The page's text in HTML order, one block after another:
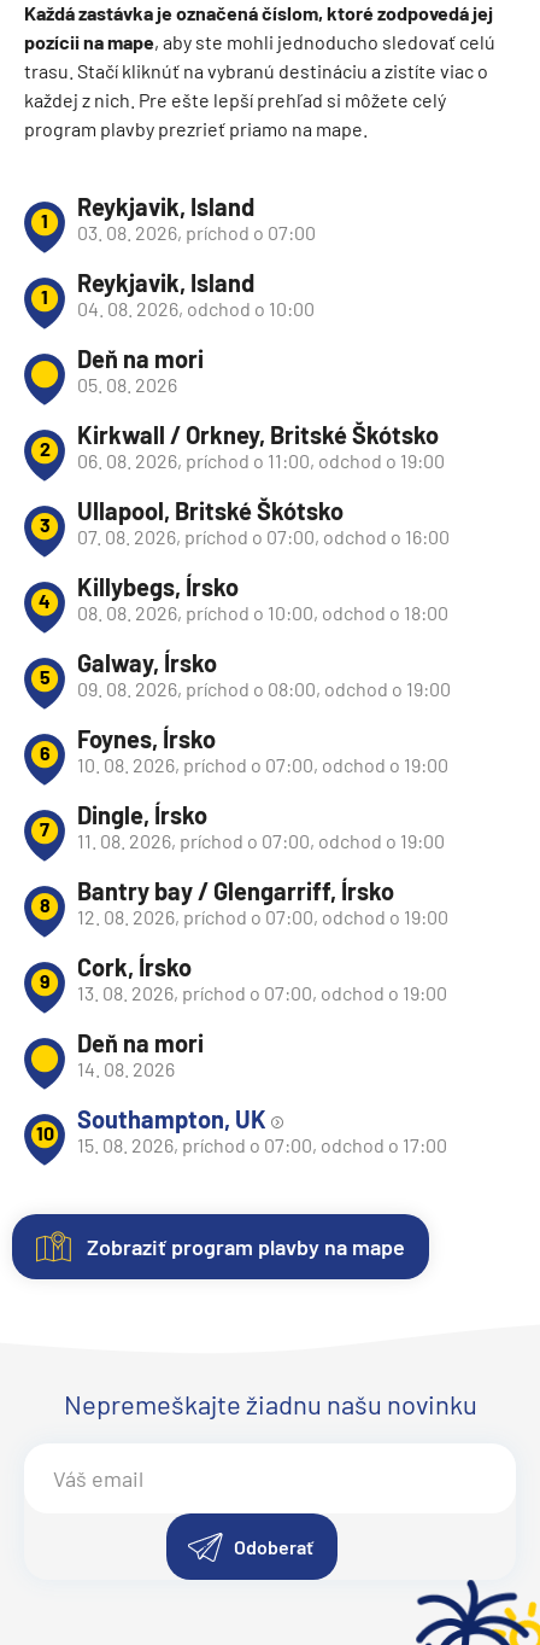
Každá zastávka je označená číslom, ktoré zodpovedá jej
pozícii na mape, aby ste mohli jednoducho sledovať celú
trasu. Stačí kliknúť na vybranú destináciu a zistíte viac o
každej z nich. Pre ešte lepší prehľad si môžete celý
program plavby prezrieť priamo na mape.
1 Reykjavik, Island
03. 08. 2026, príchod o 07:00
1 Reykjavik, Island
04. 08. 2026, odchod o 10:00
Deň na mori
05. 08. 2026
2 Kirkwall / Orkney, Britské Škótsko
06. 08. 2026, príchod o 11:00, odchod o 19:00
3 Ullapool, Britské Škótsko
07. 08. 2026, príchod o 07:00, odchod o 16:00
4 Killybegs, Írsko
08. 08. 2026, príchod o 10:00, odchod o 18:00
5 Galway, Írsko
09. 08. 2026, príchod o 08:00, odchod o 19:00
6 Foynes, Írsko
10. 08. 2026, príchod o 07:00, odchod o 19:00
7 Dingle, Írsko
11. 08. 2026, príchod o 07:00, odchod o 19:00
8 Bantry bay / Glengarriff, Írsko
12. 08. 2026, príchod o 07:00, odchod o 19:00
9 Cork, Írsko
13. 08. 2026, príchod o 07:00, odchod o 19:00
Deň na mori
14. 08. 2026
10 Southampton, UK
15. 08. 2026, príchod o 07:00, odchod o 17:00
Zobraziť program plavby na mape
ponúka
niekoľko
kajút
spoločnosť :
Cruises
fotogalérii
Insignia .
Nepremeškajte žiadnu našu novinku
Odoberať